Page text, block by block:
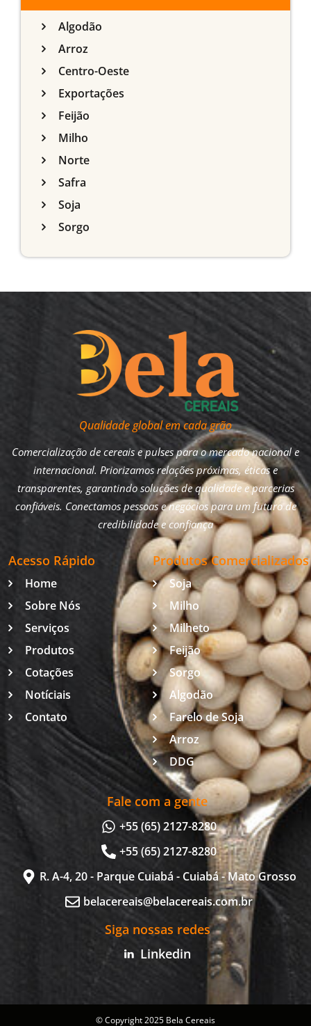
Algodão
Arroz
Centro-Oeste
Exportações
Feijão
Milho
Norte
Safra
Soja
Sorgo
Qualidade global em cada grão
Comercialização de cereais e pulses para o mercado nacional e
internacional. Priorizamos relações próximas, éticas e
transparentes, garantindo soluções de qualidade e parcerias
confiáveis. Conectamos pessoas e negócios para um futuro de
credibilidade e confiança
Acesso Rápido
Home
Sobre Nós
Serviços
Produtos
Cotações
Notíciais
Contato
Produtos Comercializados
Soja
Milho
Milheto
Feijão
Sorgo
Algodão
Farelo de Soja
Arroz
DDG
Fale com a gente
+55 (65) 2127-8280
+55 (65) 2127-8280
R. A-4, 20 - Parque Cuiabá - Cuiabá - Mato Grosso
belacereais@belacereais.com.br
Siga nossas redes
Linkedin
© Copyright 2025 Bela Cereais